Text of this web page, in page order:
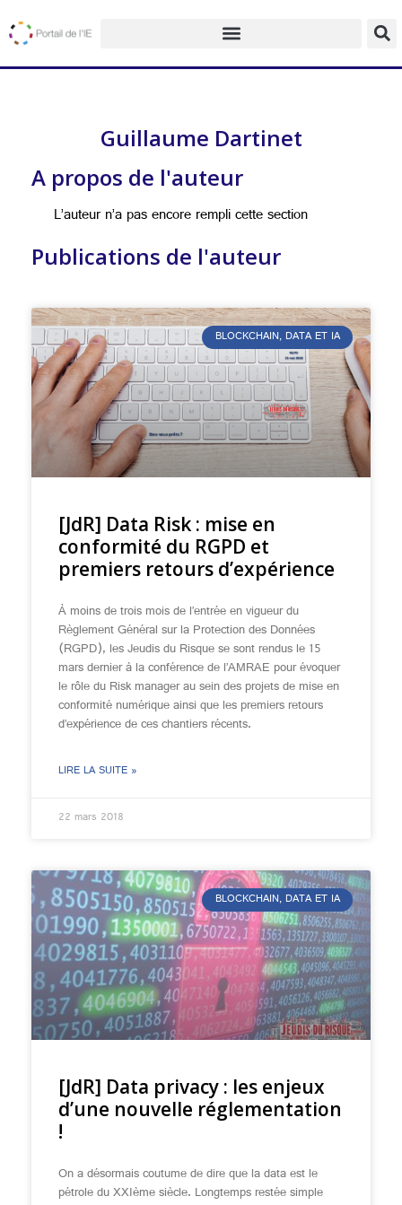
Guillaume Dartinet
A propos de l'auteur
L’auteur n’a pas encore rempli cette section
Publications de l'auteur
BLOCKCHAIN, DATA ET IA
[JdR] Data Risk : mise en
conformité du RGPD et
premiers retours d’expérience
À moins de trois mois de l’entrée en vigueur du
Règlement Général sur la Protection des Données
(RGPD), les Jeudis du Risque se sont rendus le 15
mars dernier à la conférence de l’AMRAE pour évoquer
le rôle du Risk manager au sein des projets de mise en
conformité numérique ainsi que les premiers retours
d’expérience de ces chantiers récents.
LIRE LA SUITE »
22 mars 2018
BLOCKCHAIN, DATA ET IA
[JdR] Data privacy : les enjeux
d’une nouvelle réglementation
!
On a désormais coutume de dire que la data est le
pétrole du XXIème siècle. Longtemps restée simple